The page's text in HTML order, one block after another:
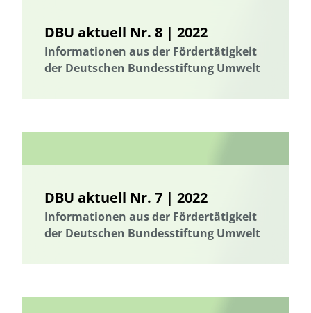
DBU aktuell Nr. 8 | 2022
Informationen aus der Fördertätigkeit
der Deutschen Bundesstiftung Umwelt
DBU aktuell Nr. 7 | 2022
Informationen aus der Fördertätigkeit
der Deutschen Bundesstiftung Umwelt